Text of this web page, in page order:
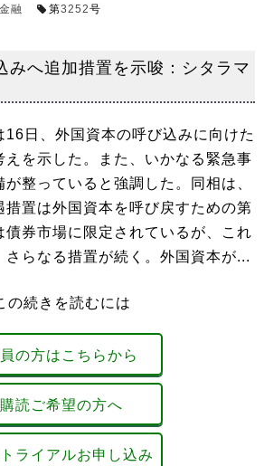
金融 第3252号
みへ追加措置を示唆：シタラマ
16日、外国資本の呼び込みに向けた
えを示した。また、いかなる緊急事
整っていると強調した。同相は、
措置は外国資本を呼び戻すための第
債券市場に限定されているが、これ
さらなる措置が続く。外国資本が...
の続きを読むには
の方はこちらから
購読ご希望の方へ
ライアルお申し込み